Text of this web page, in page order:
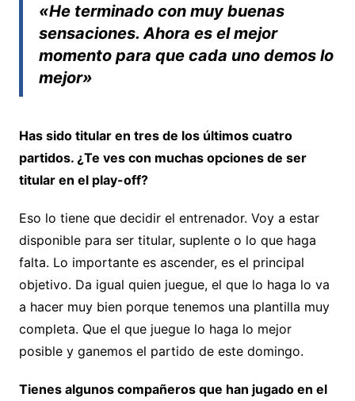
«He terminado con muy buenas
sensaciones. Ahora es el mejor
momento para que cada uno demos lo
mejor»
Has sido titular en tres de los últimos cuatro
partidos. ¿Te ves con muchas opciones de ser
titular en el play-off?
Eso lo tiene que decidir el entrenador. Voy a estar
disponible para ser titular, suplente o lo que haga
falta. Lo importante es ascender, es el principal
objetivo. Da igual quien juegue, el que lo haga lo va
a hacer muy bien porque tenemos una plantilla muy
completa. Que el que juegue lo haga lo mejor
posible y ganemos el partido de este domingo.
Tienes algunos compañeros que han jugado en el